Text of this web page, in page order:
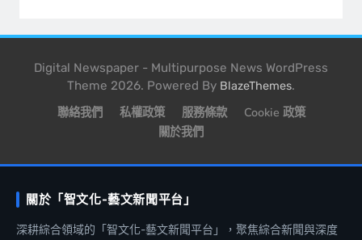
Digital Newspaper - Multipurpose News WordPress
Theme 2026. Powered By BlazeThemes.
聯絡我們 私權政策 服務條款
Cookie 政策
關於我們
關於「智文化-藝文新聞平台」
深耕綜合領域的「智文化-藝文新聞平台」，聚焦綜合新聞與深度